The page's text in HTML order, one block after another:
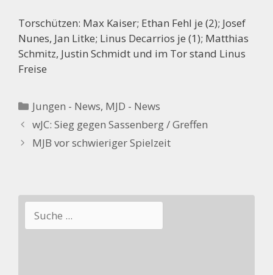
Torschützen: Max Kaiser; Ethan Fehl je (2); Josef
Nunes, Jan Litke; Linus Decarrios je (1); Matthias
Schmitz, Justin Schmidt und im Tor stand Linus
Freise
Kategorien
Jungen - News, MJD - News
wJC: Sieg gegen Sassenberg / Greffen
MJB vor schwieriger Spielzeit